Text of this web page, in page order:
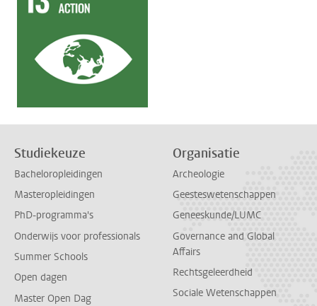
Studiekeuze
Bacheloropleidingen
Masteropleidingen
PhD-programma's
Onderwijs voor professionals
Summer Schools
Open dagen
Master Open Dag
Organisatie
Archeologie
Geesteswetenschappen
Geneeskunde/LUMC
Governance and Global
Affairs
Rechtsgeleerdheid
Sociale Wetenschappen